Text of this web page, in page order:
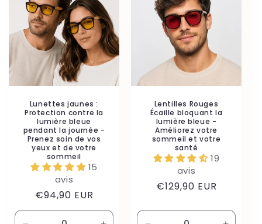
Title Title Title
Lunettes jaunes :
Protection contre la
lumière bleue
pendant la journée -
Prenez soin de vos
yeux et de votre
sommeil
15
avis
Prix
habituel
€94,90 EUR
Lentilles Rouges
Écaille bloquant la
lumière bleue -
Améliorez votre
sommeil et votre
santé
19
avis
Prix
€129,90 EUR